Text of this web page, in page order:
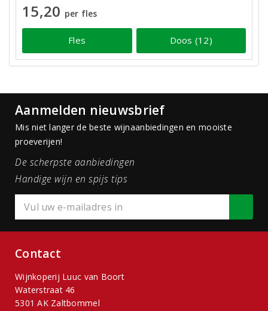
15,20 per fles
Fles Doos (12)
Aanmelden nieuwsbrief
Mis niet langer de beste wijnaanbiedingen en mooiste
proeverijen!
De scherpste aanbiedingen
Handige wijn en spijs tips
Contact
Wijnkoperij Luuc van Boort
Waterstraat 46
5301 AK Zaltbommel